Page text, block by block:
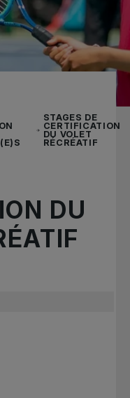
STAGES DE
CERTIFICATION
DU VOLET
RÉCRÉATIF
DU